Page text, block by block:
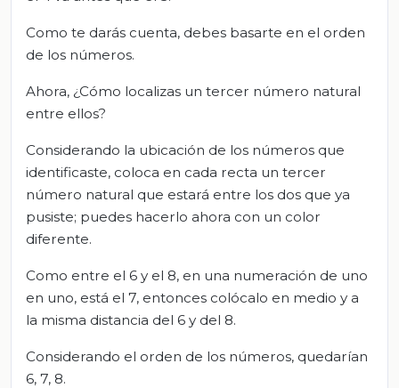
Como te darás cuenta, debes basarte en el orden
de los números.
Ahora, ¿Cómo localizas un tercer número natural
entre ellos?
Considerando la ubicación de los números que
identificaste, coloca en cada recta un tercer
número natural que estará entre los dos que ya
pusiste; puedes hacerlo ahora con un color
diferente.
Como entre el 6 y el 8, en una numeración de uno
en uno, está el 7, entonces colócalo en medio y a
la misma distancia del 6 y del 8.
Considerando el orden de los números, quedarían
6, 7, 8.